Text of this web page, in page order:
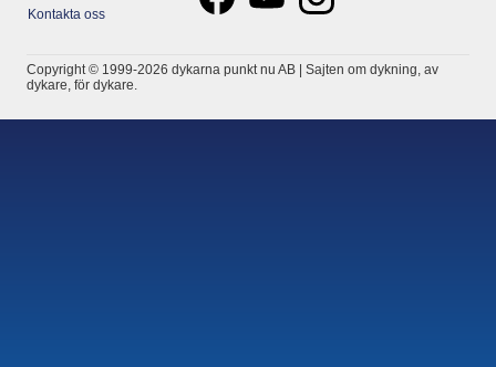
Kontakta oss
Copyright © 1999-2026 dykarna punkt nu AB | Sajten om dykning, av
dykare, för dykare.